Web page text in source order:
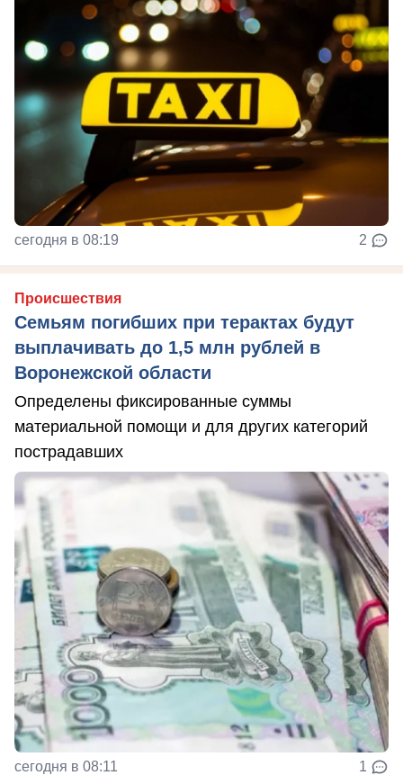
сегодня в 08:19 2
Происшествия
Семьям погибших при терактах будут
выплачивать до 1,5 млн рублей в
Воронежской области
Определены фиксированные суммы
материальной помощи и для других категорий
пострадавших
сегодня в 08:11 1